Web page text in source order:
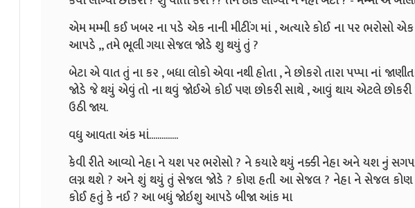
એમ મમ્મી કઈ ખબર ના પડે એક નાની મીટીંગ માં , અત્યારે કોઈ ના પર ભરોસો એક
આપડે ,, તમે ભૂલી ગયા સેજલ જોડે શુ થયું તું ?
બેટા એ વાત તું ના કર , બધા લોકો એવા નથી હોતા , ને છોકરો તારા પપ્પા નાં
જોડે જે થયું એવું તો ના થવું જોઈએ કોઈ પણ છોકરી સાથે , આવું થાય એટલે છોકરી
ઉઠી જાય.
વધુ આવતા અંક માં..............
કેવી રીતે આવ્યો નેહા ને યશ પર ભરોસો ? ને કયારે થયું નક્કી નેહા અને યશ નું
લગ્ન થશે ? અને શું થયું તું સેજલ જોડે ? કોણ હતી આ સેજલ ? નેહા ને સેજલ કોણ
કોઈ હતું કે નઈ ? આ બધું જોઇશુ આપડે બીજા આંક મા